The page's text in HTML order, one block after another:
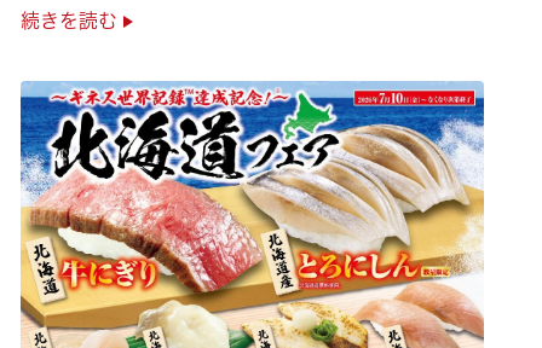
絶品のかにを味わいつくせる！🦀
ぜひくら寿司へお越しください！✨
続きを読む